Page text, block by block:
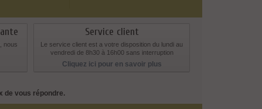
nous
Service client
Le service client est a votre disposition du lundi au
vendredi de 8h30 à 16h00 sans interruption
Cliquez ici pour en savoir plus
de vous répondre.